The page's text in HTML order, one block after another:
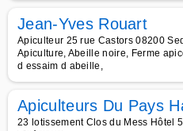
Jean-Yves Rouart
Apiculteur 25 rue Castors 08200
Apiculture, Abeille noire, Ferme
d essaim d abeille,
Apiculteurs Du Pays
23 lotissement Clos du Mess Hôtel